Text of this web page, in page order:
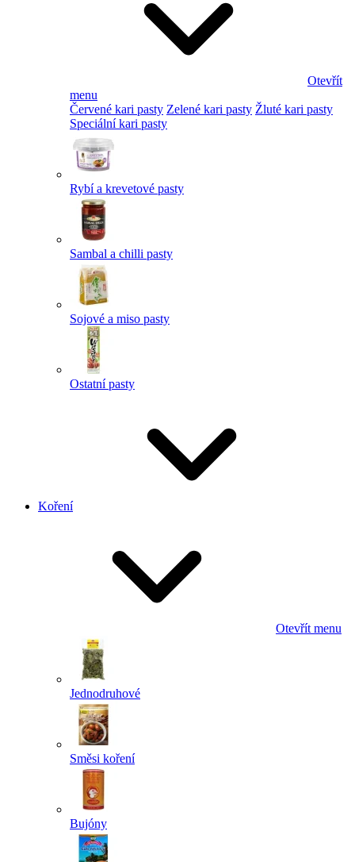
Otevřít
menu
Červené kari pasty Zelené kari pasty Žluté kari pasty
Speciální kari pasty
Rybí a krevetové pasty
Sambal a chilli pasty
Sojové a miso pasty
Ostatní pasty
Koření
Otevřít menu
Jednodruhové
Směsi koření
Bujóny